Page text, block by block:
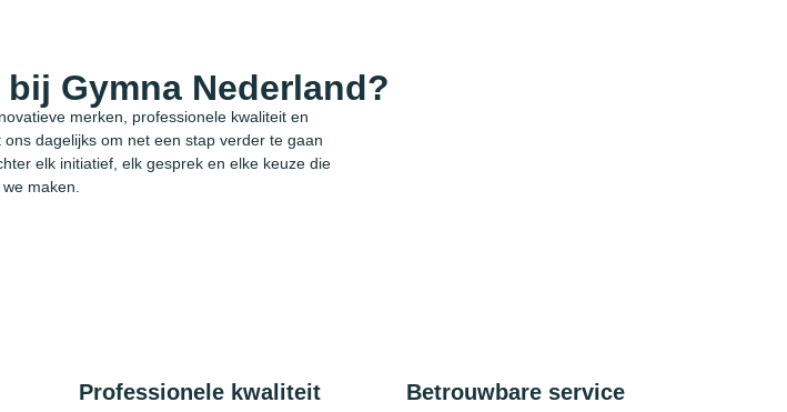
Gymna Nederland?
merken, professionele kwaliteit en
dagelijks om net een stap verder te gaan
elk initiatief, elk gesprek en elke keuze die
we maken.
Professionele kwaliteit Betrouwbare service